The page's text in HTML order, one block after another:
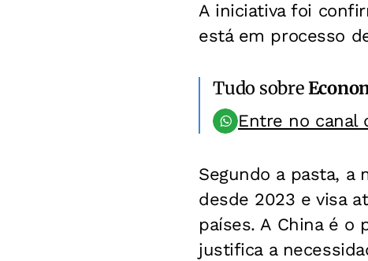
A iniciativa foi
está em processo
Tudo sobre
Entre no canal
Segundo a pasta, a
desde 2023 e visa
países. A China é o
justifica a